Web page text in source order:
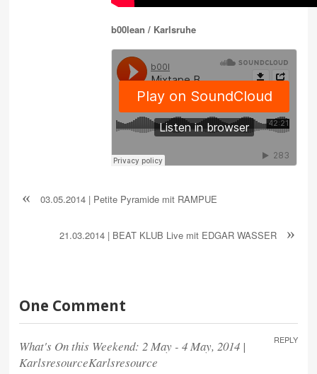
b00lean / Karlsruhe
« 03.05.2014 | Petite Pyramide mit RAMPUE
»
21.03.2014 | BEAT KLUB Live mit EDGAR WASSER
One Comment
What's On this Weekend: 2 May - 4 May, 2014 |
KarlsresourceKarlsresource
REPLY